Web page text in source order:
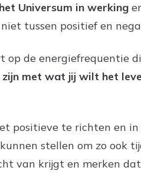
Universum in werking
tussen positief en
op de energiefrequentie
zijn met wat jij wilt het
positieve te richten en
stellen om zo ook
van krijgt en merken